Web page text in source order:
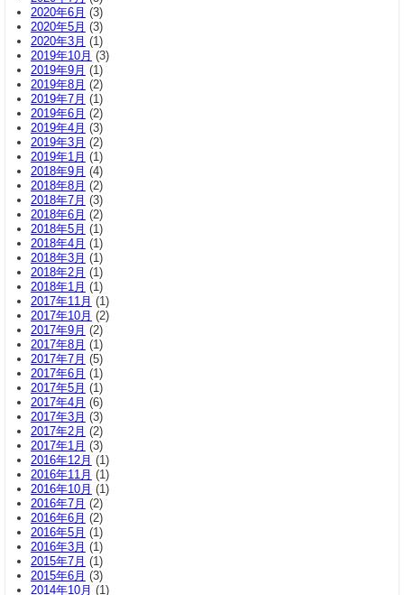
2020年6月 (3)
2020年5月 (3)
2020年3月 (1)
2019年10月 (3)
2019年9月 (1)
2019年8月 (2)
2019年7月 (1)
2019年6月 (2)
2019年4月 (3)
2019年3月 (2)
2019年1月 (1)
2018年9月 (4)
2018年8月 (2)
2018年7月 (3)
2018年6月 (2)
2018年5月 (1)
2018年4月 (1)
2018年3月 (1)
2018年2月 (1)
2018年1月 (1)
2017年11月 (1)
2017年10月 (2)
2017年9月 (2)
2017年8月 (1)
2017年7月 (5)
2017年6月 (1)
2017年5月 (1)
2017年4月 (6)
2017年3月 (3)
2017年2月 (2)
2017年1月 (3)
2016年12月 (1)
2016年11月 (1)
2016年10月 (1)
2016年7月 (2)
2016年6月 (2)
2016年5月 (1)
2016年3月 (1)
2015年7月 (1)
2015年6月 (3)
2014年10月 (1)